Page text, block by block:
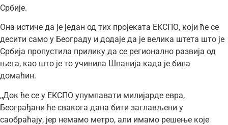
Србије.
Она истиче да је један од тих пројеката ЕКСПО, који ће се
десити само у Београду и додаје да је велика штета што је
Србија пропустила прилику да се регионално развија од
њега, као што је то учинила Шпанија када је била
домаћин.
,,Док ће се у ЕКСПО упумпавати милијарде евра,
Београђани ће свакога дана бити заглављени у
саобраћају, јер немамо метро, али имамо решење које